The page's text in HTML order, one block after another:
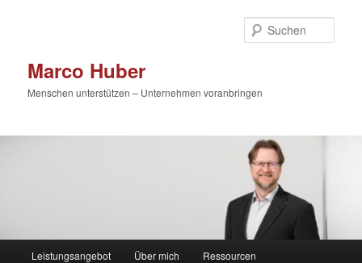
Marco Huber
Menschen unterstützen – Unternehmen voranbringen
Leistungsangebot Über mich Ressourcen